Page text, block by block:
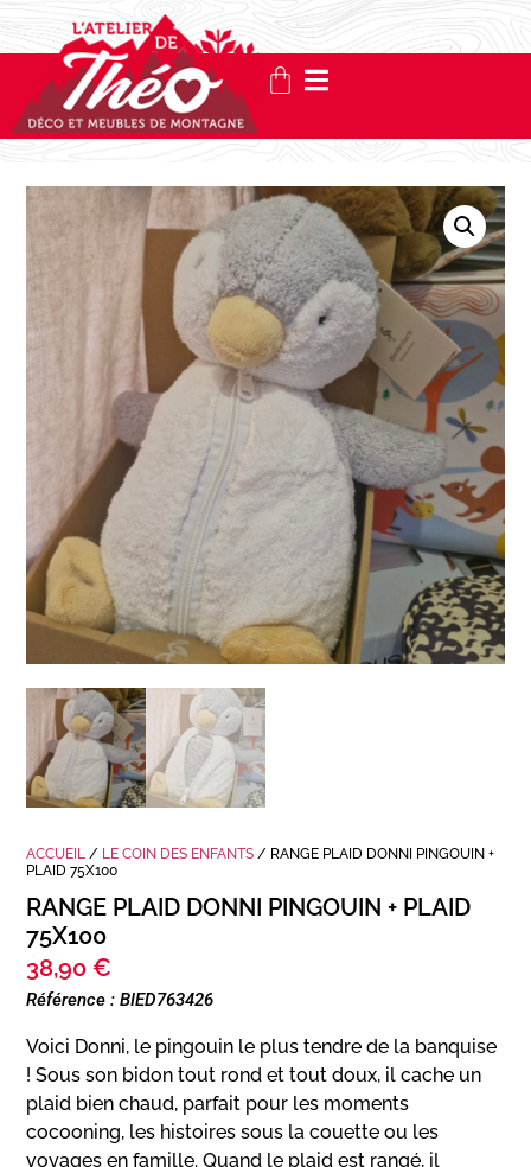
ACCUEIL / LE COIN DES ENFANTS / RANGE PLAID DONNI PINGOUIN +
PLAID 75X100
RANGE PLAID DONNI PINGOUIN + PLAID
75X100
38,90 €
Référence : BIED763426
Voici Donni, le pingouin le plus tendre de la banquise
! Sous son bidon tout rond et tout doux, il cache un
plaid bien chaud, parfait pour les moments
cocooning, les histoires sous la couette ou les
voyages en famille. Quand le plaid est rangé, il